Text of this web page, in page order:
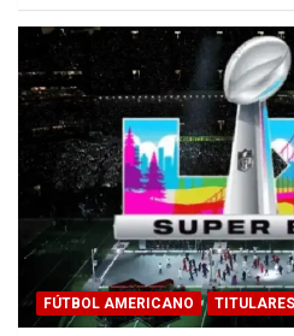
FÚTBOL AMERICANO TITULARES